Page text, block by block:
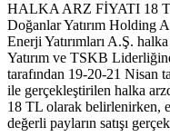
HALKA ARZ FİYATI 18
Doğanlar Yatırım Holding
Enerji Yatırımları A.Ş.
Yatırım ve TSKB
tarafından 19-20-21 Nisan
ile gerçekleştirilen halka
18 TL olarak belirlenirken,
değerli payların satışı